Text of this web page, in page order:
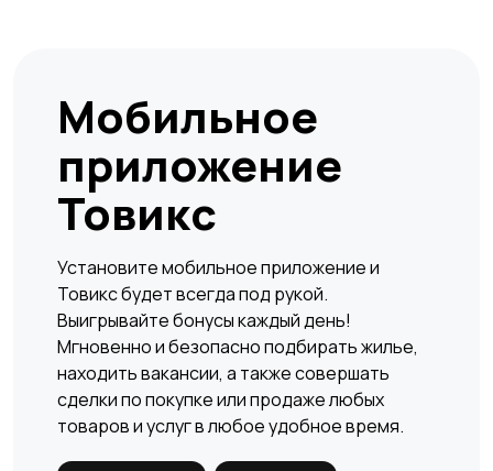
Мобильное
приложение
Товикс
Установите мобильное приложение и
Товикс будет всегда под рукой.
Выигрывайте бонусы каждый день!
Мгновенно и безопасно подбирать жилье,
находить вакансии, а также совершать
сделки по покупке или продаже любых
товаров и услуг в любое удобное время.